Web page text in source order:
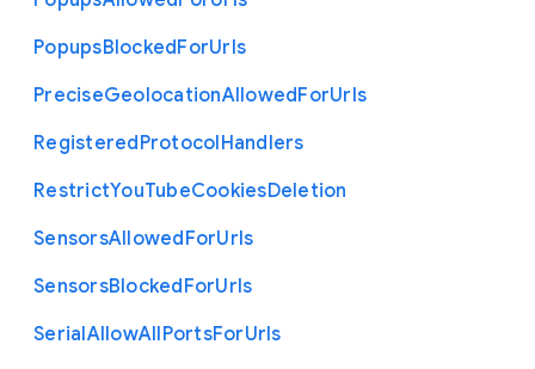
PopupsBlockedForUrls
PreciseGeolocationAllowedForUrls
RegisteredProtocolHandlers
RestrictYouTubeCookiesDeletion
SensorsAllowedForUrls
SensorsBlockedForUrls
SerialAllowAllPortsForUrls